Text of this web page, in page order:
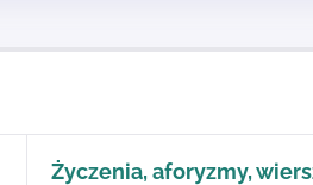
Życzenia, aforyzmy,